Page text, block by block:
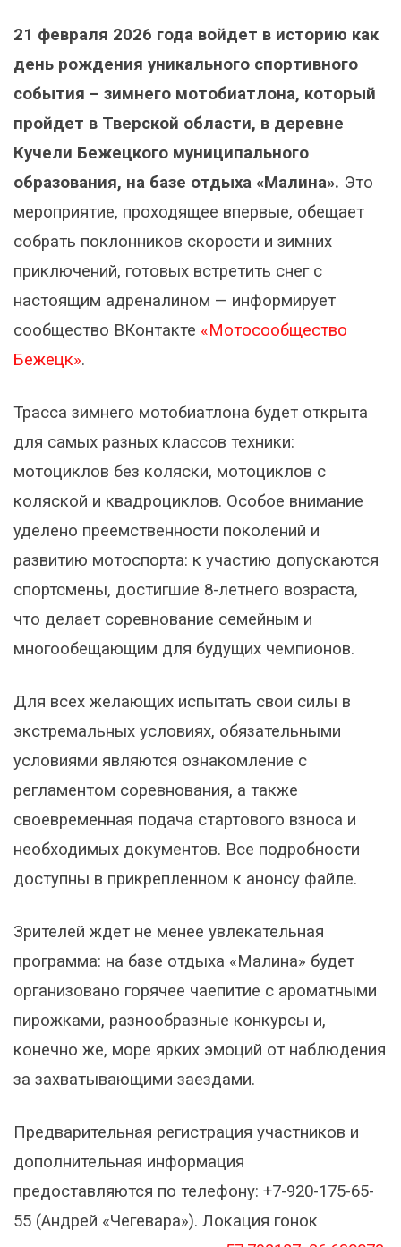
21 февраля 2026 года войдет в историю как
день рождения уникального спортивного
события – зимнего мотобиатлона, который
пройдет в Тверской области, в деревне
Кучели Бежецкого муниципального
образования, на базе отдыха «Малина». Это
мероприятие, проходящее впервые, обещает
собрать поклонников скорости и зимних
приключений, готовых встретить снег с
настоящим адреналином — информирует
сообщество ВКонтакте «Мотосообщество
Бежецк».
Трасса зимнего мотобиатлона будет открыта
для самых разных классов техники:
мотоциклов без коляски, мотоциклов с
коляской и квадроциклов. Особое внимание
уделено преемственности поколений и
развитию мотоспорта: к участию допускаются
спортсмены, достигшие 8-летнего возраста,
что делает соревнование семейным и
многообещающим для будущих чемпионов.
Для всех желающих испытать свои силы в
экстремальных условиях, обязательными
условиями являются ознакомление с
регламентом соревнования, а также
своевременная подача стартового взноса и
необходимых документов. Все подробности
доступны в прикрепленном к анонсу файле.
Зрителей ждет не менее увлекательная
программа: на базе отдыха «Малина» будет
организовано горячее чаепитие с ароматными
пирожками, разнообразные конкурсы и,
конечно же, море ярких эмоций от наблюдения
за захватывающими заездами.
Предварительная регистрация участников и
дополнительная информация
предоставляются по телефону: +7-920-175-65-
55 (Андрей «Чегевара»). Локация гонок